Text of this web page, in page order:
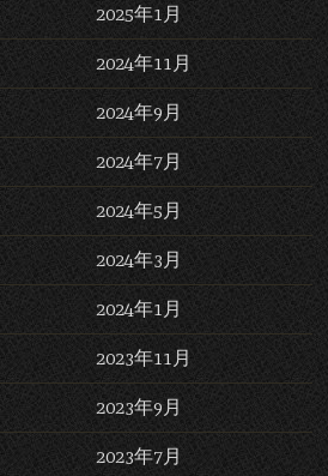
2025年1月
2024年11月
2024年9月
2024年7月
2024年5月
2024年3月
2024年1月
2023年11月
2023年9月
2023年7月